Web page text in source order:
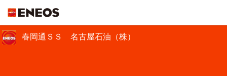
春岡通ＳＳ 名古屋石油（株）